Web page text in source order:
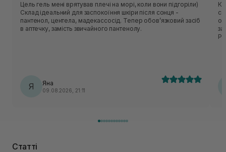
Цель гель мені врятував плечі на морі, коли вони підгоріли)
Склад ідеальний для заспокоїння шкіри після сонця -
пантенол, центела, мадекассосід. Тепер обовʼязковий засіб
в аптечку, замість звичайного пантенолу.
Я Яна
09.08.2026, 21:11
Статті